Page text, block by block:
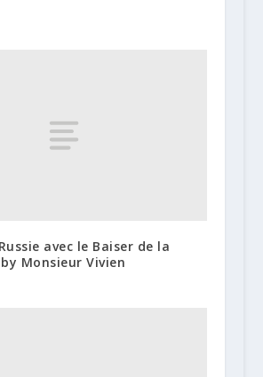
avec le Baiser de la
Monsieur Vivien